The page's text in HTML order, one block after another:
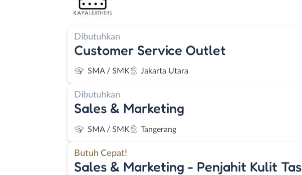
Dibutuhkan
Customer Service Outlet
SMA / SMK Jakarta Utara
Dibutuhkan
Sales & Marketing
SMA / SMK Tangerang
Butuh Cepat!
Sales & Marketing - Penjahit Kulit Tas